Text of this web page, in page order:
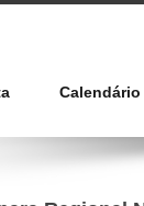
Calendário